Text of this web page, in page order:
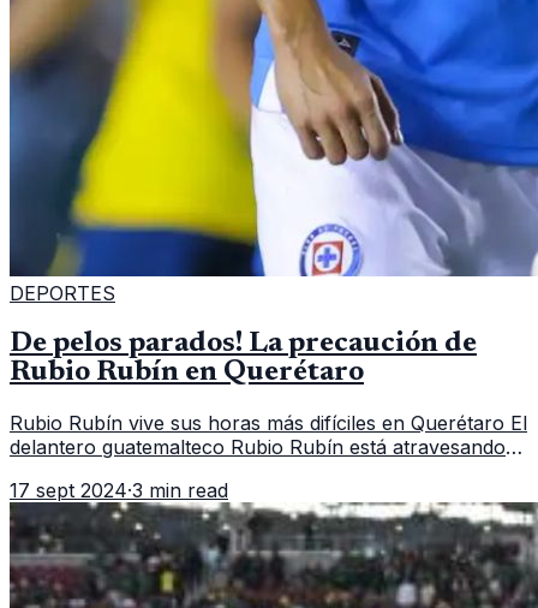
DEPORTES
De pelos parados! La precaución de
Rubio Rubín en Querétaro
Rubio Rubín vive sus horas más difíciles en Querétaro El
delantero guatemalteco Rubio Rubín está atravesando
Querétaro , equi
17 sept 2024·3 min read